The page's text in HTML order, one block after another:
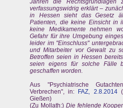
verfassungswidrig erklärt –
in Hessen sieht das Gesetz
Patienten, die keine Einsicht in
keine Medikamente nehmen
Gefahr für ihre Umgebung
leider im "Einschluss"
und Mitarbeiter vor Gewalt zu
Betroffen seien in Hessen
seien eigens für solche Fälle
geschaffen worden.
Aus "Psychiatrische
Verbrechen", in: FAZ, 2.8.2014
Gießen)
(Zu Mollath:)Die fehlende